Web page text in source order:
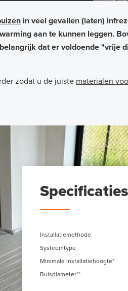
in veel gevallen (laten)
aan te kunnen leggen.
dat er voldoende "vrije
zodat u de juiste materialen
Specificaties
Installatiemethode
Systeemtype
Minimale installatiehoogte*
Buisdiameter**